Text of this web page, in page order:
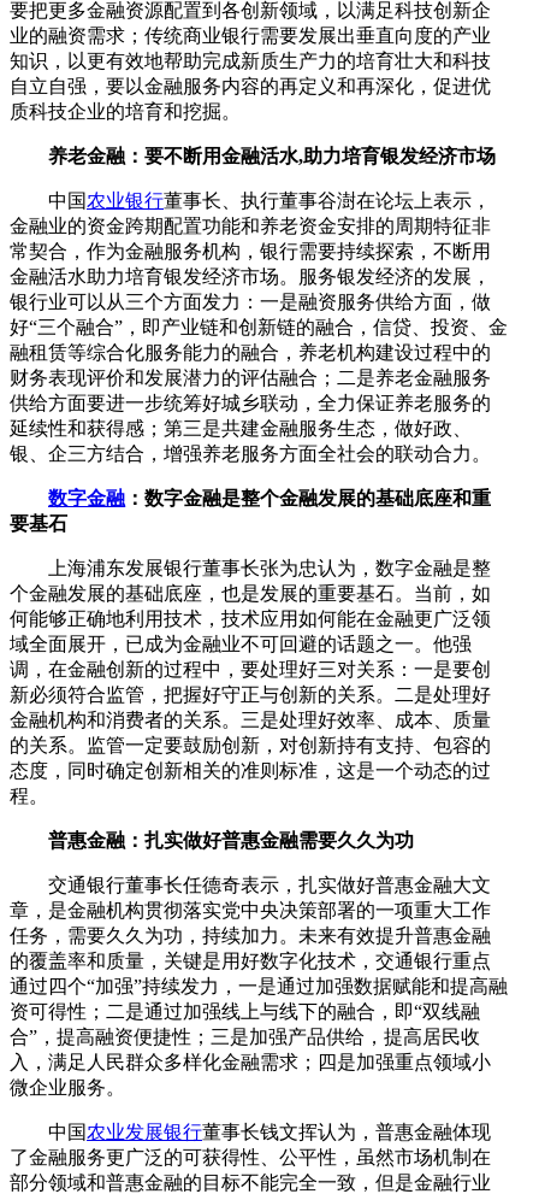
要把更多金融资源配置到各创新领域，以满足科技创新企
业的融资需求；传统商业银行需要发展出垂直向度的产业
知识，以更有效地帮助完成新质生产力的培育壮大和科技
自立自强，要以金融服务内容的再定义和再深化，促进优
质科技企业的培育和挖掘。
养老金融：要不断用金融活水,助力培育银发经济市场
中国农业银行董事长、执行董事谷澍在论坛上表示，
金融业的资金跨期配置功能和养老资金安排的周期特征非
常契合，作为金融服务机构，银行需要持续探索，不断用
金融活水助力培育银发经济市场。服务银发经济的发展，
银行业可以从三个方面发力：一是融资服务供给方面，做
好“三个融合”，即产业链和创新链的融合，信贷、投资、金
融租赁等综合化服务能力的融合，养老机构建设过程中的
财务表现评价和发展潜力的评估融合；二是养老金融服务
供给方面要进一步统筹好城乡联动，全力保证养老服务的
延续性和获得感；第三是共建金融服务生态，做好政、
银、企三方结合，增强养老服务方面全社会的联动合力。
数字金融 ：数字金融是整个金融发展的基础底座和重
要基石
上海浦东发展银行董事长张为忠认为，数字金融是整
个金融发展的基础底座，也是发展的重要基石。当前，如
何能够正确地利用技术，技术应用如何能在金融更广泛领
域全面展开，已成为金融业不可回避的话题之一。他强
调，在金融创新的过程中，要处理好三对关系：一是要创
新必须符合监管，把握好守正与创新的关系。二是处理好
金融机构和消费者的关系。三是处理好效率、成本、质量
的关系。监管一定要鼓励创新，对创新持有支持、包容的
态度，同时确定创新相关的准则标准，这是一个动态的过
程。
普惠金融：扎实做好普惠金融需要久久为功
交通银行董事长任德奇表示，扎实做好普惠金融大文
章，是金融机构贯彻落实党中央决策部署的一项重大工作
任务，需要久久为功，持续加力。未来有效提升普惠金融
的覆盖率和质量，关键是用好数字化技术，交通银行重点
通过四个“加强”持续发力，一是通过加强数据赋能和提高融
资可得性；二是通过加强线上与线下的融合，即“双线融
合”，提高融资便捷性；三是加强产品供给，提高居民收
入，满足人民群众多样化金融需求；四是加强重点领域小
微企业服务。
中国农业发展银行董事长钱文挥认为，普惠金融体现
了金融服务更广泛的可获得性、公平性，虽然市场机制在
部分领域和普惠金融的目标不能完全一致，但是金融行业